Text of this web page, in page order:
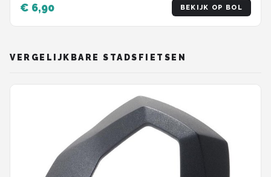
€ 6,90 BEKIJK OP BOL
VERGELIJKBARE STADSFIETSEN